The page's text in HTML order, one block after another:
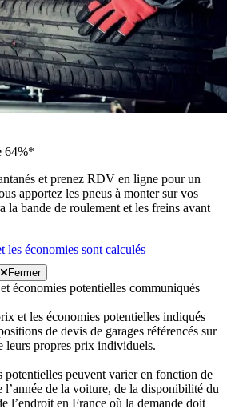
64%*
et prenez RDV en ligne pour un
apportez les pneus à monter sur vos
la bande de roulement et les freins avant
économies sont calculés
Fermer
économies potentielles communiqués
et les économies potentielles indiqués
de devis de garages référencés sur
leurs propres prix individuels.
potentielles peuvent varier en fonction de
l’année de la voiture, de la disponibilité du
l’endroit en France où la demande doit